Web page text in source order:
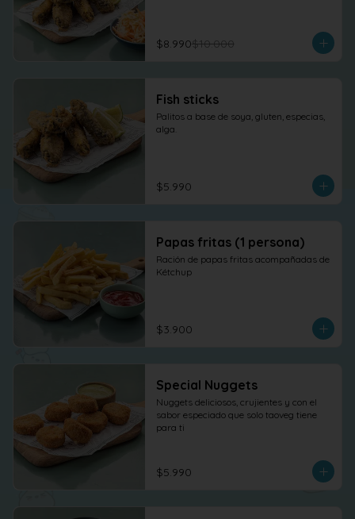
$8.990$10.000
Fish sticks
Palitos a base de soya, gluten, especias,
alga.
$5.990
Papas fritas (1 persona)
Ración de papas fritas acompañadas de
Kétchup
$3.900
Special Nuggets
Nuggets deliciosos, crujientes y con el
sabor especiado que solo taoveg tiene
para ti
$5.990